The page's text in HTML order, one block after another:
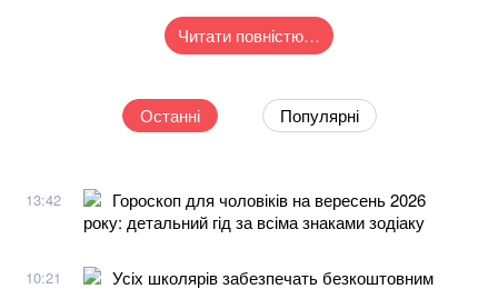
Читати повністю…
Останні Популярні
13:42
Гороскоп для чоловіків на вересень 2026
року: детальний гід за всіма знаками зодіаку
10:21
Усіх школярів забезпечать безкоштовним